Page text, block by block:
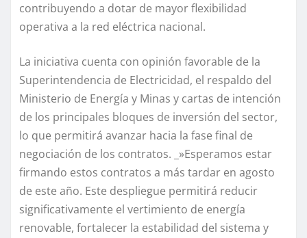
contribuyendo a dotar de mayor flexibilidad
operativa a la red eléctrica nacional.
La iniciativa cuenta con opinión favorable de la
Superintendencia de Electricidad, el respaldo del
Ministerio de Energía y Minas y cartas de intención
de los principales bloques de inversión del sector,
lo que permitirá avanzar hacia la fase final de
negociación de los contratos. _»Esperamos estar
firmando estos contratos a más tardar en agosto
de este año. Este despliegue permitirá reducir
significativamente el vertimiento de energía
renovable, fortalecer la estabilidad del sistema y